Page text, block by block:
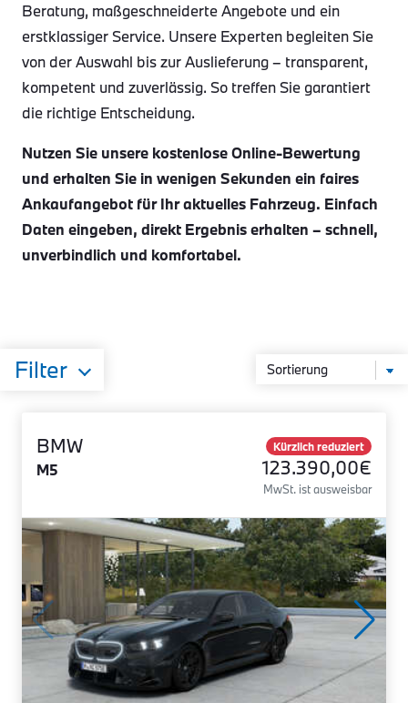
Beratung, maßgeschneiderte Angebote und ein
erstklassiger Service. Unsere Experten begleiten Sie
von der Auswahl bis zur Auslieferung – transparent,
kompetent und zuverlässig. So treffen Sie garantiert
die richtige Entscheidung.
Nutzen Sie unsere kostenlose Online-Bewertung
und erhalten Sie in wenigen Sekunden ein faires
Ankaufangebot für Ihr aktuelles Fahrzeug. Einfach
Daten eingeben, direkt Ergebnis erhalten – schnell,
unverbindlich und komfortabel.
Filter
BMW
M5
Kürzlich reduziert
123.390,00€
MwSt. ist ausweisbar